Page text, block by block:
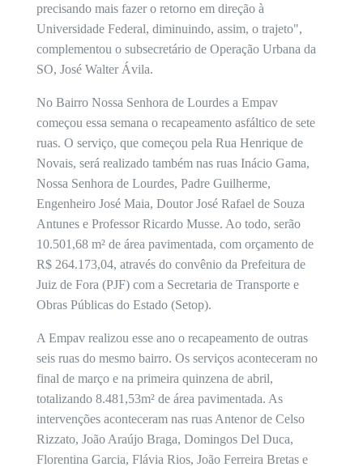
precisando mais fazer o retorno em direção à
Universidade Federal, diminuindo, assim, o trajeto",
complementou o subsecretário de Operação Urbana da
SO, José Walter Ávila.
No Bairro Nossa Senhora de Lourdes a Empav
começou essa semana o recapeamento asfáltico de sete
ruas. O serviço, que começou pela Rua Henrique de
Novais, será realizado também nas ruas Inácio Gama,
Nossa Senhora de Lourdes, Padre Guilherme,
Engenheiro José Maia, Doutor José Rafael de Souza
Antunes e Professor Ricardo Musse. Ao todo, serão
10.501,68 m² de área pavimentada, com orçamento de
R$ 264.173,04, através do convênio da Prefeitura de
Juiz de Fora (PJF) com a Secretaria de Transporte e
Obras Públicas do Estado (Setop).
A Empav realizou esse ano o recapeamento de outras
seis ruas do mesmo bairro. Os serviços aconteceram no
final de março e na primeira quinzena de abril,
totalizando 8.481,53m² de área pavimentada. As
intervenções aconteceram nas ruas Antenor de Celso
Rizzato, João Araújo Braga, Domingos Del Duca,
Florentina Garcia, Flávia Rios, João Ferreira Bretas e